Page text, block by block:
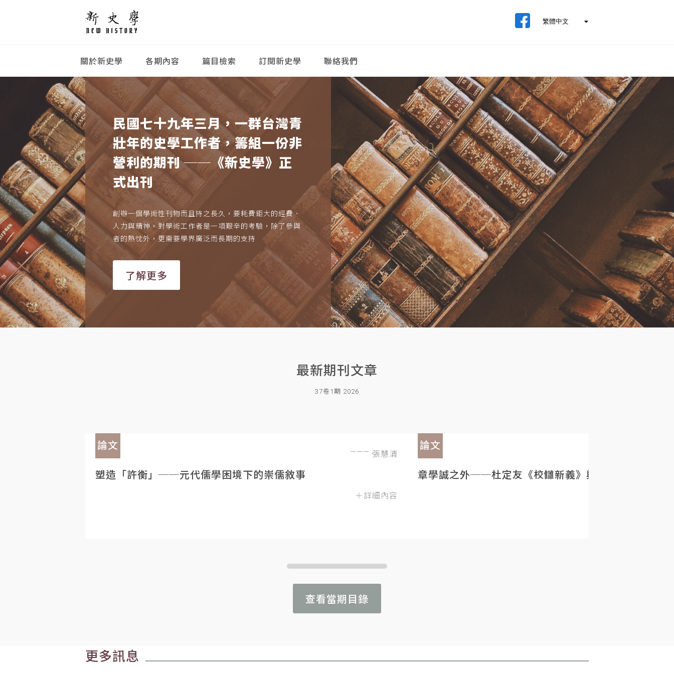
關於新史學 各期內容 篇目檢索 訂閱新史學 聯絡我們
民國七十九年三月，一群台灣青
壯年的史學工作者，籌組一份非
營利的期刊 ──《新史學》正
式出刊
創辦一個學術性刊物而且持之長久，要耗費鉅大的經費、
人力與精神，對學術工作者是一項艱辛的考驗，除了參與
者的熱忱外，更需要學界廣泛而長期的支持
了解更多
最新期刊文章
37卷1期 2026
論文
張慧清
塑造「許衡」──元代儒學困境下的崇儒敘事
＋詳細內容
論文
章學誠之外──杜定友《校讎新義》與民初目錄學的重
查看當期目錄
更多訊息